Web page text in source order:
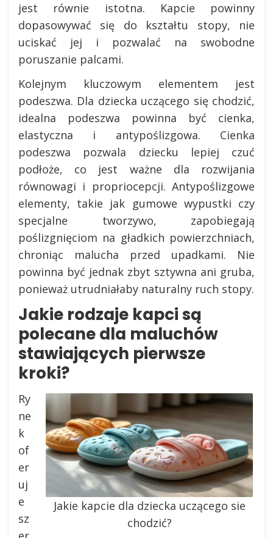
jest równie istotna. Kapcie powinny
dopasowywać się do kształtu stopy, nie
uciskać jej i pozwalać na swobodne
poruszanie palcami.
Kolejnym kluczowym elementem jest
podeszwa. Dla dziecka uczącego się chodzić,
idealna podeszwa powinna być cienka,
elastyczna i antypoślizgowa. Cienka
podeszwa pozwala dziecku lepiej czuć
podłoże, co jest ważne dla rozwijania
równowagi i propriocepcji. Antypoślizgowe
elementy, takie jak gumowe wypustki czy
specjalne tworzywo, zapobiegają
poślizgnięciom na gładkich powierzchniach,
chroniąc malucha przed upadkami. Nie
powinna być jednak zbyt sztywna ani gruba,
ponieważ utrudniałaby naturalny ruch stopy.
Jakie rodzaje kapci są
polecane dla maluchów
stawiających pierwsze
kroki?
Jakie kapcie dla dziecka uczącego sie
chodzić?
Ry
ne
k
of
er
uj
e
sz